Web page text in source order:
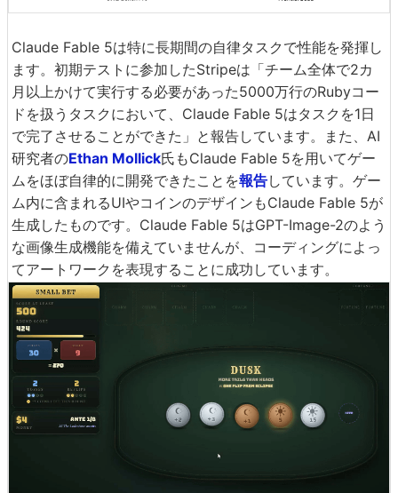
Claude Fable 5は特に長期間の自律タスクで性能を発揮し
ます。初期テストに参加したStripeは「チーム全体で2カ
月以上かけて実行する必要があった5000万行のRubyコー
ドを扱うタスクにおいて、Claude Fable 5はタスクを1日
で完了させることができた」と報告しています。また、AI
研究者のEthan Mollick氏もClaude Fable 5を用いてゲー
ムをほぼ自律的に開発できたことを報告しています。ゲー
ム内に含まれるUIやコインのデザインもClaude Fable 5が
生成したものです。Claude Fable 5はGPT-Image-2のよう
な画像生成機能を備えていませんが、コーディングによっ
てアートワークを表現することに成功しています。